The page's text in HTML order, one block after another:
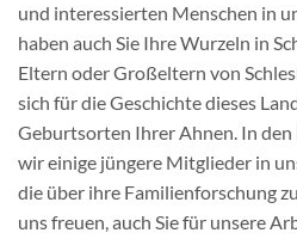
und interessierten Menschen in
haben auch Sie Ihre Wurzeln in
Eltern oder Großeltern von
sich für die Geschichte dieses
Geburtsorten Ihrer Ahnen. In
wir einige jüngere Mitglieder in
die über ihre Familienforschung
uns freuen, auch Sie für unsere